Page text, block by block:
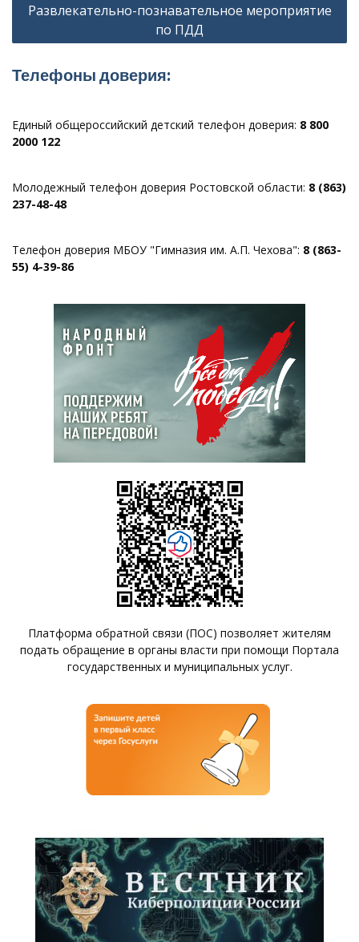
записям
Развлекательно-познавательное мероприятие
по ПДД
Телефоны доверия:
Единый общероссийский детский телефон доверия: 8 800
2000 122
Молодежный телефон доверия Ростовской области: 8 (863)
237-48-48
Телефон доверия МБОУ "Гимназия им. А.П. Чехова": 8 (863-
55) 4-39-86
Платформа обратной связи (ПОС) позволяет жителям
подать обращение в органы власти при помощи Портала
государственных и муниципальных услуг.